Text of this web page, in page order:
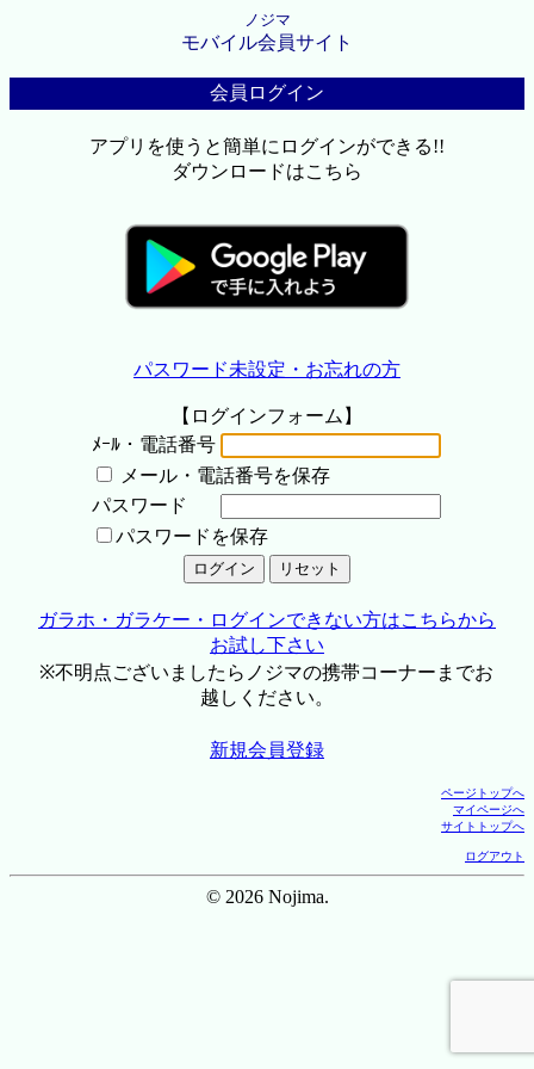
ノジマ
モバイル会員サイト
会員ログイン
アプリを使うと簡単にログインができる!!
ダウンロードはこちら
パスワード未設定・お忘れの方
【ログインフォーム】
ﾒｰﾙ・電話番号
メール・電話番号を保存
パスワード
パスワードを保存
ガラホ・ガラケー・ログインできない方はこちらから
お試し下さい
※不明点ございましたらノジマの携帯コーナーまでお
越しください。
新規会員登録
ページトップへ
マイページへ
サイトトップへ
ログアウト
© 2026 Nojima.